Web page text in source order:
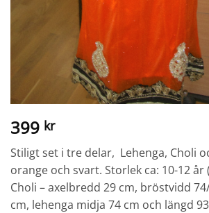
399 kr
Stiligt set i tre delar, Lehenga, Choli
orange och svart. Storlek ca: 10-12 år
Choli – axelbredd 29 cm, bröstvidd
cm, lehenga midja 74 cm och längd